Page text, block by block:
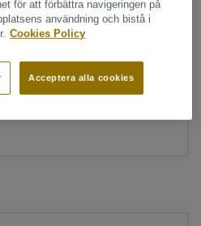
för att förbättra navigeringen på
användning och bistå i
Cookies Policy
Acceptera alla cookies